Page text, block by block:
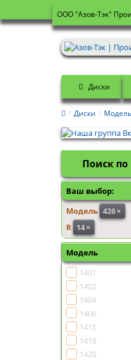
OOO "Азов-Тэк"
Диски
Диски
Поиск
Ваш выбор:
Модель 426×
R 14×
Модель
1401
1402
1404
1406
1415
1419
1420